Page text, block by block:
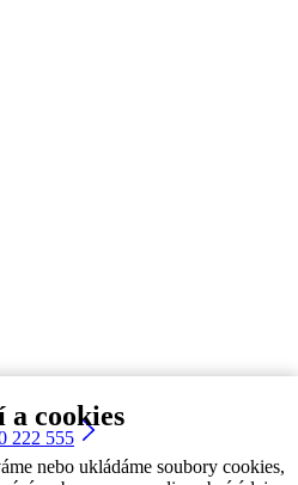
a cookies
nebo ukládáme soubory cookies,
222 555